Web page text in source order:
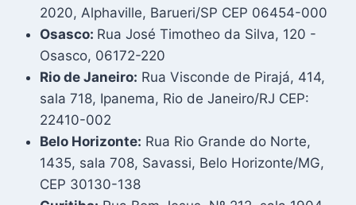
2020, Alphaville, Barueri/SP CEP 06454-000
Osasco: Rua José Timotheo da Silva, 120 -
Osasco, 06172-220
Rio de Janeiro: Rua Visconde de Pirajá, 414,
sala 718, Ipanema, Rio de Janeiro/RJ CEP:
22410-002
Belo Horizonte: Rua Rio Grande do Norte,
1435, sala 708, Savassi, Belo Horizonte/MG,
CEP 30130-138